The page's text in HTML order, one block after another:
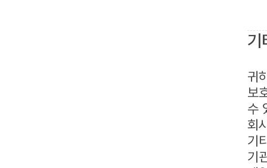
기
귀
보
수
회
기
기